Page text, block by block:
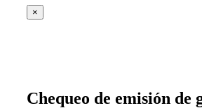
×
Chequeo de emisión de